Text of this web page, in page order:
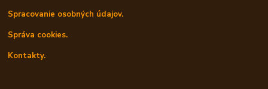
Spracovanie osobných údajov.
Správa cookies.
Kontakty.